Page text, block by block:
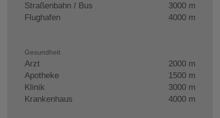
Straßenbahn / Bus
3000 m
Flughafen
4000 m
Gesundheit
Arzt
2000 m
Apotheke
1500 m
Klinik
3000 m
Krankenhaus
4000 m